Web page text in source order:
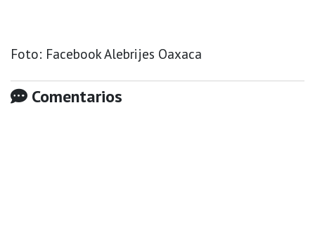
Foto: Facebook Alebrijes Oaxaca
Comentarios